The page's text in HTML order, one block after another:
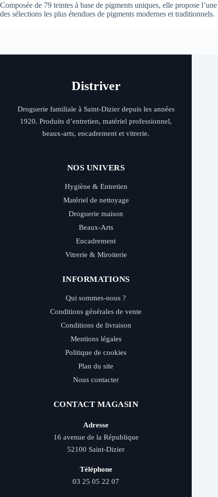
Composée de 79 teintes à base de pigments uniques, elle propose l’une
des sélections les plus étendues de pigments modernes et traditionnels.
Distriver
Droguerie familiale à Saint-Dizier depuis les années
1920. Produits d’entretien, matériel professionnel,
beaux-arts, encadrement et vitrerie.
NOS UNIVERS
Hygiène & Entretien
Matériel de nettoyage
Droguerie maison
Beaux-Arts
Encadrement
Vitrerie & Miroiterie
INFORMATIONS
Qui sommes-nous ?
Conditions générales de vente
Conditions de livraison
Mentions légales
Politique de cookies
Plan du site
Nous contacter
CONTACT MAGASIN
Adresse
16 avenue de la République
52100 Saint-Dizier
Téléphone
03 25 05 22 07